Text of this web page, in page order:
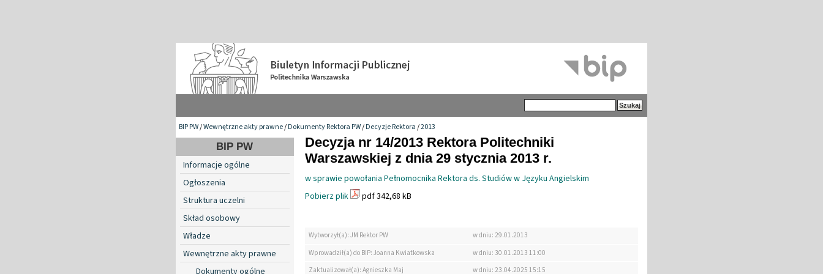
BIP PW/Wewnętrzne akty prawne/Dokumenty Rektora PW/Decyzje Rektora/2013
BIP PW
Informacje ogólne
Ogłoszenia
Struktura uczelni
Skład osobowy
Władze
Wewnętrzne akty prawne
Dokumenty ogólne
Decyzja nr 14/2013 Rektora Politechniki
Warszawskiej z dnia 29 stycznia 2013 r.
w sprawie powołania Pełnomocnika Rektora ds. Studiów w Języku Angielskim
Pobierz plik
pdf 342,68 kB
Wytworzył(a): JM Rektor PW
w dniu: 29.01.2013
Wprowadził(a) do BIP: Joanna Kwiatkowska
w dniu: 30.01.2013 11:00
Zaktualizował(a): Agnieszka Maj
w dniu: 23.04.2025 15:15